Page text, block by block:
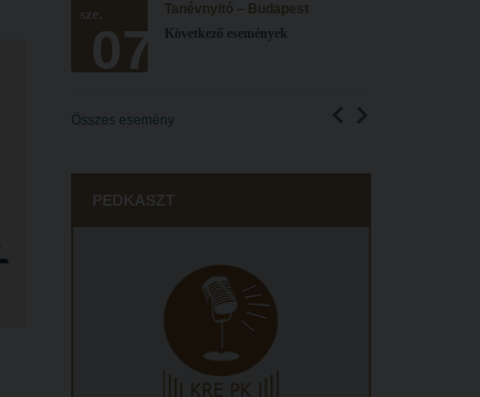
sze.
07
Tanévnyitó – Budapest
Következő események
Összes esemény
PEDKASZT